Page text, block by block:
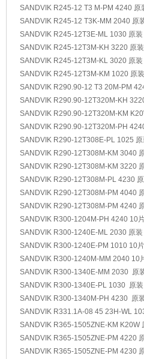
SANDVIK R245-12 T3 M-PM 4240 原
SANDVIK R245-12 T3K-MM 2040 原
SANDVIK R245-12T3E-ML 1030 原
SANDVIK R245-12T3M-KH 3220 原
SANDVIK R245-12T3M-KL 3020 原
SANDVIK R245-12T3M-KM 1020 原
SANDVIK R290.90-12 T3 20M-PM
SANDVIK R290.90-12T320M-KH
SANDVIK R290.90-12T320M-KM
SANDVIK R290.90-12T320M-PH
SANDVIK R290-12T308E-PL 1025
SANDVIK R290-12T308M-KM 3040
SANDVIK R290-12T308M-KM 3220
SANDVIK R290-12T308M-PL 4230
SANDVIK R290-12T308M-PM 4040
SANDVIK R290-12T308M-PM 4240
SANDVIK R300-1204M-PH 4240 10
SANDVIK R300-1240E-ML 2030 原
SANDVIK R300-1240E-PM 1010 10片
SANDVIK R300-1240M-MM 2040 10
SANDVIK R300-1340E-MM 2030 原
SANDVIK R300-1340E-PL 1030 原
SANDVIK R300-1340M-PH 4230 原
SANDVIK R331.1A-08 45 23H-WL
SANDVIK R365-1505ZNE-KM K20W
SANDVIK R365-1505ZNE-PM 4220
SANDVIK R365-1505ZNE-PM 4230